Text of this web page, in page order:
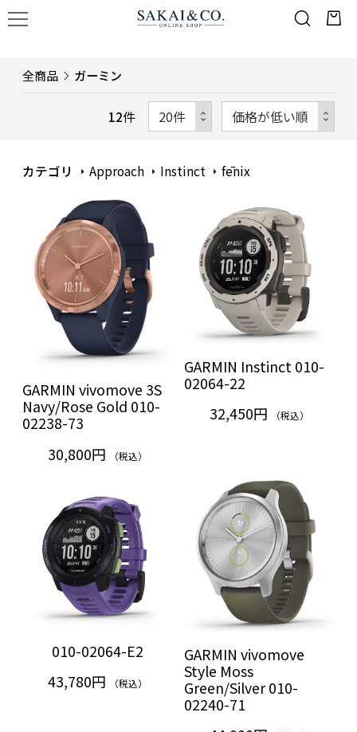
全商品 ガーミン
12件
カテゴリ Approach Instinct fēnix
GARMIN vivomove 3S
Navy/Rose Gold 010-
02238-73
30,800円
（税込）
GARMIN Instinct 010-
02064-22
32,450円
（税込）
010-02064-E2
43,780円
（税込）
GARMIN vivomove
Style Moss
Green/Silver 010-
02240-71